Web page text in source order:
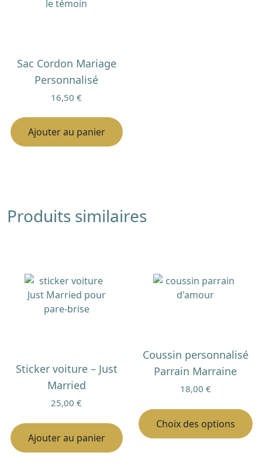
Sac Cordon Mariage
Personnalisé
16,50€
Ajouter au panier
Produits similaires
Sticker voiture – Just
Married
25,00€
Ajouter au panier
Coussin personnalisé
Parrain Marraine
18,00 €
Choix des options